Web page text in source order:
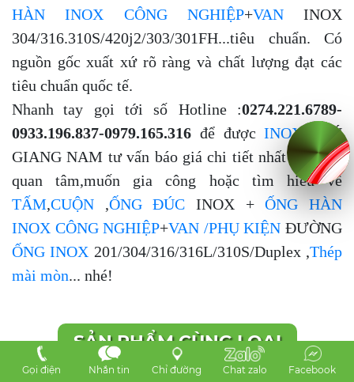
HÀN INOX CÔNG NGHIỆP+VANINOX
304/316.310S/420j2/303/301FH...tiêu chuẩn. Có
nguồn gốc xuất xứ rõ ràng và chất lượng đạt các
tiêu chuẩn quốc tế.
Nhanh
tay gọi tới số Hotline :0274.221.6789-
0933.196.837-0979.165.316 để đượcINOXPHÚ
GIANG NAM tư vấn báo giá chi tiết nhất nếu bạn
quan tâm,muốn gia công hoặc tìm hiểu về
TẤM,CUỘN ,ỐNG ĐÚC INOX +ỐNG HÀN
INOX CÔNG NGHIỆP+VAN /PHỤ KIỆN ĐƯỜNG
ỐNG INOX 201/304/316/316L/310S/Duplex ,Thép
mài mòn... nhé!
SẢN PHẨM CÙNG LOẠI
Gọi điện Nhắn tin Chỉ đường Chat zalo Facebook